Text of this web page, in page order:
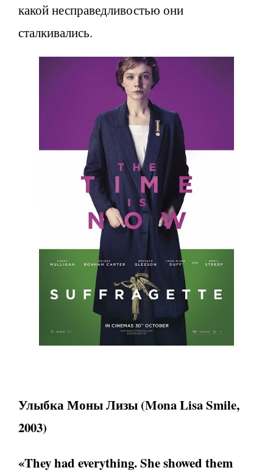
какой несправедливостью они
сталкивались.
Улыбка Моны Лизы (Mona Lisa Smile,
2003)
«They had everything. She showed them